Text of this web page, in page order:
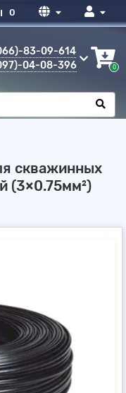
0
83-09-614
04-08-396
0
скважинных
(3×0.75мм²)